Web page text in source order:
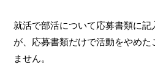
就活で部活について応募書類に記
が、応募書類だけで活動をやめた
ません。